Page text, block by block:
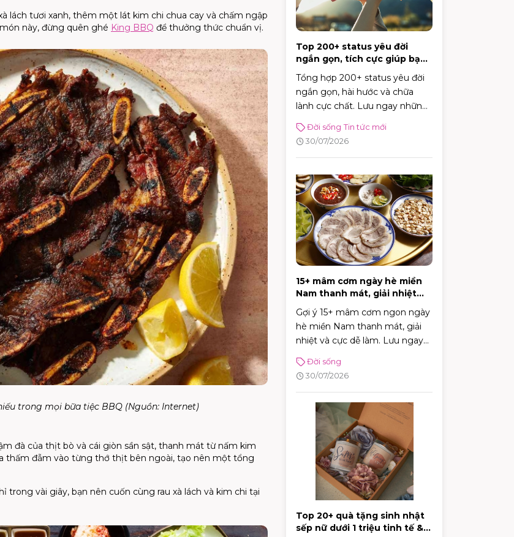
lách tươi xanh, thêm một lát kim chi chua cay và chấm ngập
này, đừng quên ghé King BBQ để thưởng thức chuẩn vị.
trong mọi bữa tiệc BBQ (Nguồn: Internet)
đà của thịt bò và cái giòn sần sật, thanh mát từ nấm kim
thấm đẫm vào từng thớ thịt bên ngoài, tạo nên một tổng
vài giây, bạn nên cuốn cùng rau xà lách và kim chi tại
Top 200+ status yêu đời
ngắn gọn, tích cực giúp bạn
vui vẻ mỗi ngày
Tổng hợp 200+ status yêu đời
ngắn gọn, hài hước và chữa
lành cực chất. Lưu ngay những
và tràn đầy năng lượng mỗi
ngày!
Đời sống Tin tức mới
30/07/2026
15+ mâm cơm ngày hè miền
Nam thanh mát, giải nhiệt
Gợi ý 15+ mâm cơm ngon ngày
hè miền Nam thanh mát, giải
nhiệt và cực dễ làm. Lưu ngay
cơm gia đình luôn đậm đà, tròn
vị!
Đời sống
30/07/2026
Top 20+ quà tặng sinh nhật
sếp nữ dưới 1 triệu tinh tế &